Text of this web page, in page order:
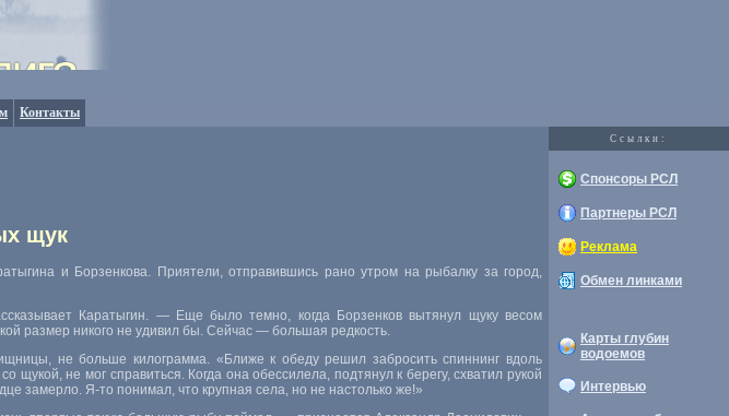
Контакты
Cсылки:
щук
и Борзенкова. Приятели, отправившись рано утром на рыбалку за город,
Каратыгин. — Еще было темно, когда Борзенков вытянул щуку весом
размер никого не удивил бы. Сейчас — большая редкость.
не больше килограмма. «Ближе к обеду решил забросить спиннинг вдоль
не мог справиться. Когда она обессилела, подтянул к берегу, схватил рукой
замерло. Я-то понимал, что крупная села, но не настолько же!»
Спонсоры РСЛ
Партнеры РСЛ
Реклама
Обмен линками
Карты глубин
водоемов
Интервью